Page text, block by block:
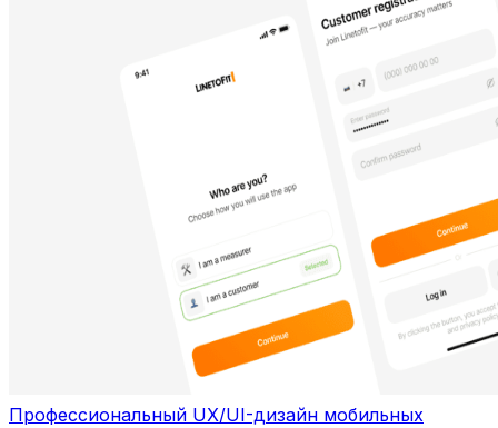
Профессиональный UX/UI-дизайн мобильных